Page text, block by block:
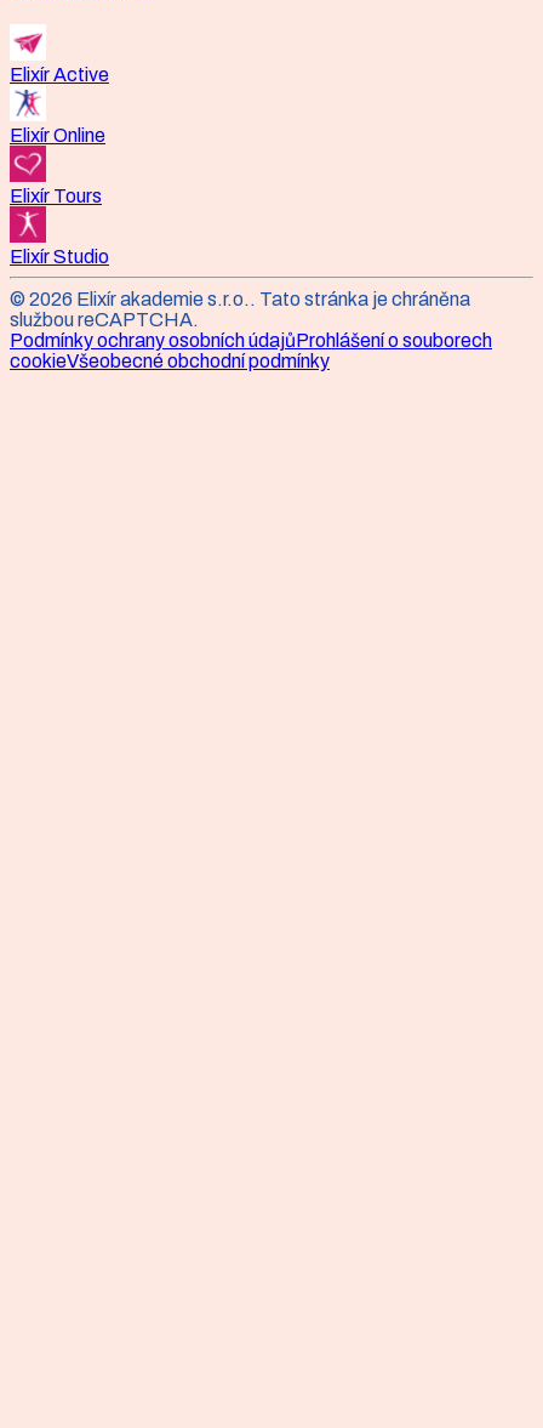
Elixír Active
Elixír Online
Elixír Tours
Elixír Studio
© 2026 Elixír akademie s.r.o. . Tato stránka je chráněna
službou reCAPTCHA.
Podmínky ochrany osobních údajůProhlášení o souborech
cookieVšeobecné obchodní podmínky